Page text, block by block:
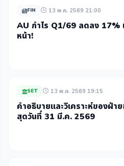
FIN 13 พ.ค. 2569 21:00
AU กำไร Q1/69 ลดลง 17%
หน้า!
SET 13 พ.ค. 2569 19:15
คำอธิบายและวิเคราะห์ของฝ่า
สุดวันที่ 31 มี.ค. 2569